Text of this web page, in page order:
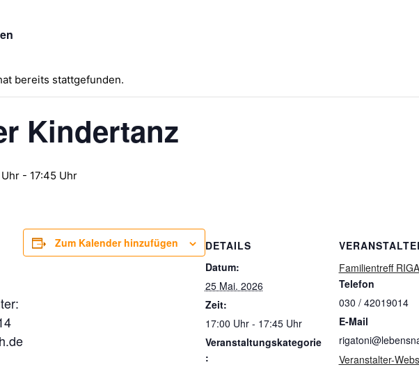
bereits stattgefunden.
Kindertanz
- 17:45 Uhr
Zum Kalender hinzufügen
DETAILS
Datum:
25 Mai. 2026
Zeit:
17:00 Uhr - 17:45 Uhr
Veranstaltungskategorie
:
Familientreff
Telefon
030 / 42019014
E-Mail
Veranstalter-